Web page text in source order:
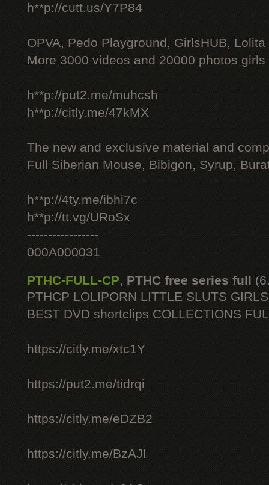
h**p://cutt.us/Y7P84
OPVA, Pedo Playground, GirlsHUB, Lolita
More 3000 videos and 20000 photos
h**p://put2.me/muhcsh
h**p://citly.me/47kMX
The new and exclusive material and
Full Siberian Mouse, Bibigon, Syrup,
h**p://4ty.me/ibhi7c
h**p://tt.vg/URoSx
-----------------
000A000031
PTHC-FULL-CP, PTHC free series full
PTHCP LOLIPORN LITTLE SLUTS
BEST DVD shortclips COLLECTIONS
https://citly.me/xtc1Y
https://put2.me/tidrqi
https://citly.me/eDZB2
https://citly.me/BzAJI